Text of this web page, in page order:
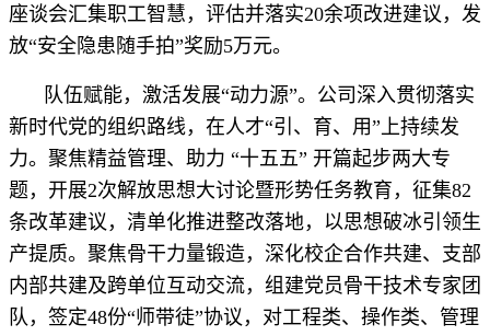
座谈会汇集职工智慧，评估并落实20余项改进建议，发
放“安全隐患随手拍”奖励5万元。
队伍赋能，激活发展“动力源”。公司深入贯彻落实
新时代党的组织路线，在人才“引、育、用”上持续发
力。聚焦精益管理、助力 “十五五” 开篇起步两大专
题，开展2次解放思想大讨论暨形势任务教育，征集82
条改革建议，清单化推进整改落地，以思想破冰引领生
产提质。聚焦骨干力量锻造，深化校企合作共建、支部
内部共建及跨单位互动交流，组建党员骨干技术专家团
队，签定48份“师带徒”协议，对工程类、操作类、管理